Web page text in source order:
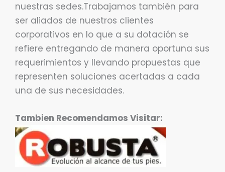
nuestras sedes.Trabajamos también para
ser aliados de nuestros clientes
corporativos en lo que a su dotación se
refiere entregando de manera oportuna sus
requerimientos y llevando propuestas que
representen soluciones acertadas a cada
una de sus necesidades.
Tambien Recomendamos Visitar: